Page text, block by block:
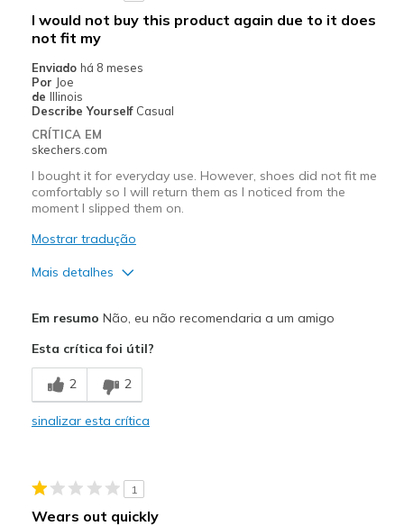
I would not buy this product again due to it does
not fit my
Enviado há 8 meses
Por Joe
de Illinois
Describe Yourself Casual
CRÍTICA EM
skechers.com
I bought it for everyday use. However, shoes did not fit me
comfortably so I will return them as I noticed from the
moment I slipped them on.
Mostrar tradução
Mais detalhes
Melhores utilizações
Special Occasions
View On Shoes
Shoes are for Wearing
Em resumo Não, eu não recomendaria a um amigo
Esta crítica foi útil?
2 2
sinalizar esta crítica
1
Wears out quickly